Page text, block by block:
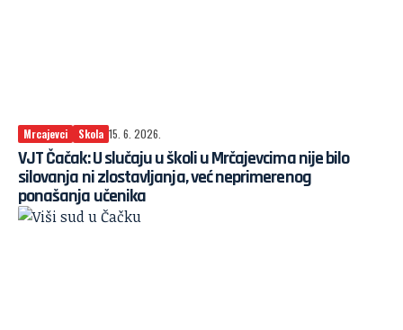
Mrcajevci Skola 15. 6. 2026.
VJT Čačak: U slučaju u školi u Mrčajevcima nije bilo
silovanja ni zlostavljanja, već neprimerenog
ponašanja učenika